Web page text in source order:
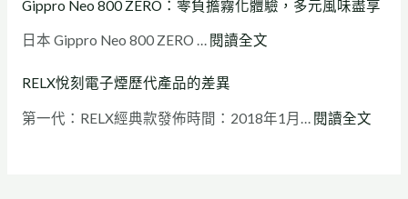
不
只
Gippro Neo 800 ZERO：零負擔霧化體驗，多元風味盡享
日本 Gippro Neo 800 ZERO … 閱讀全文
RELX悅刻電子煙歷代產品的差異
第一代：RELX經典款發佈時間：2018年1月… 閱讀全文